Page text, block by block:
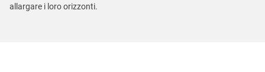
allargare i loro orizzonti.